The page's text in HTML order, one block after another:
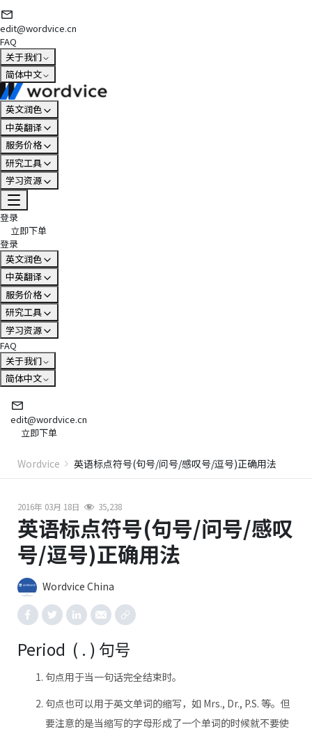
edit@wordvice.cn
FAQ
关于我们
简体中文
英文润色
中英翻译
服务价格
研究工具
学习资源
登录
立即下单
登录
英文润色
中英翻译
服务价格
研究工具
学习资源
FAQ
关于我们
简体中文
edit@wordvice.cn
立即下单
Wordvice 英语标点符号(句号/问号/感叹号/逗号)正确用法
2016年 03月 18日 35,238
英语标点符号(句号/问号/感叹
号/逗号)正确用法
Wordvice China
Period ( . ) 句号
句点用于当一句话完全结束时。
句点也可以用于英文单词的缩写，如 Mrs., Dr., P.S. 等。但
要注意的是当缩写的字母形成了一个单词的时候就不要使